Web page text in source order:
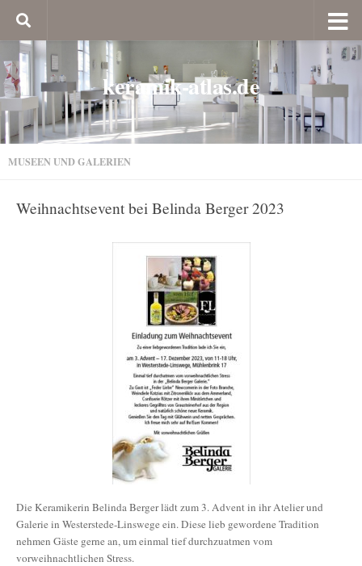
keramik-atlas.de
MUSEEN UND GALERIEN
Weihnachtsevent bei Belinda Berger 2023
Die Keramikerin Belinda Berger lädt zum 3. Advent in ihr Atelier und
Galerie in Westerstede-Linswege ein. Diese lieb gewordene Tradition
nehmen Gäste gerne an, um einmal tief durchzuatmen vom
vorweihnachtlichen Stress.